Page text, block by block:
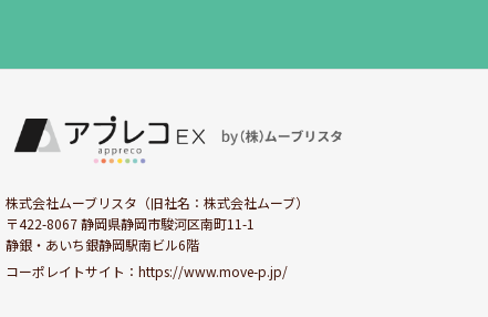
株式会社ムーブリスタ（旧社名：株式会社ムーブ）
〒422-8067 静岡県静岡市駿河区南町11-1
静銀・あいち銀静岡駅南ビル6階
コーポレイトサイト：https://www.move-p.jp/